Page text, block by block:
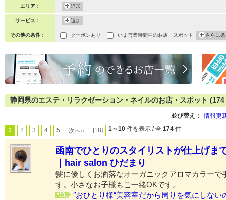
エリア： 追加
サービス： 追加
その他の条件： クーポンあり いま営業時間中のお店・スポット さらに
静岡県のエステ・リラクゼーション・ネイルのお店・スポット
並び替え： 情報更
1 2 3 4 5 次へ» [18] 1～10 件を表示 / 全 174 件
函南でひとりのスタイリストが仕上げま
｜hair salon ひだまり
髪に優しくお洒落なオーガニックアロマカラーで
す。小さなお子様もご一緒OKです。
″おひとり様“美容室だから周りを気にしない